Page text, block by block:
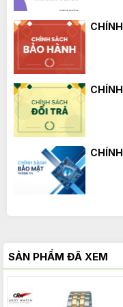
SẢN PHẨM ĐÃ XEM